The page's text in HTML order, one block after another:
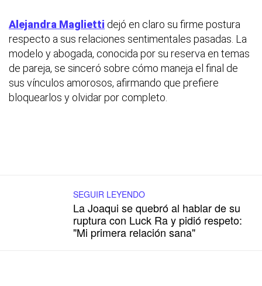
Alejandra Maglietti dejó en claro su firme postura
respecto a sus relaciones sentimentales pasadas. La
modelo y abogada, conocida por su reserva en temas
de pareja, se sinceró sobre cómo maneja el final de
sus vínculos amorosos, afirmando que prefiere
bloquearlos y olvidar por completo.
SEGUIR LEYENDO
La Joaqui se quebró al hablar de su
ruptura con Luck Ra y pidió respeto:
"Mi primera relación sana"